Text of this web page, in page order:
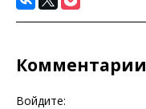
Комментарии
Войдите: